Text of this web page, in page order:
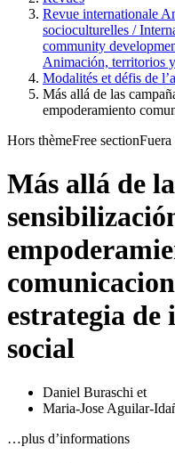
Revue internationale
socioculturelles /
community
Animación, territorios
Modalités et défis de
Más allá de las
empoderamiento
Hors thèmeFree sectionFuera
Más allá de
estrategia de
social
Daniel Buraschi et
Maria-Jose Aguilar-
…plus d’informations